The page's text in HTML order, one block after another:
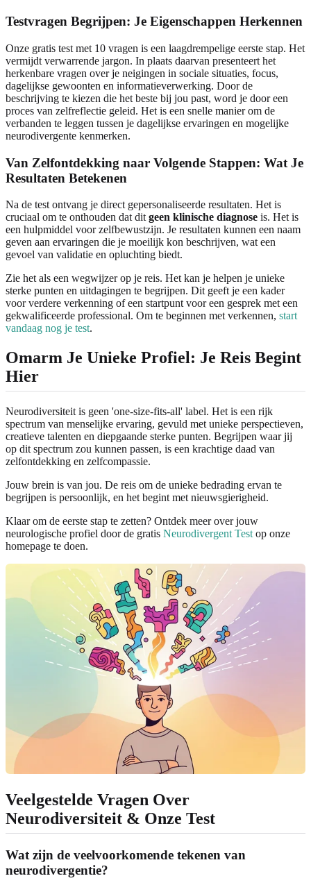
Testvragen Begrijpen: Je Eigenschappen Herkennen
Onze gratis test met 10 vragen is een laagdrempelige eerste stap. Het
vermijdt verwarrende jargon. In plaats daarvan presenteert het
herkenbare vragen over je neigingen in sociale situaties, focus,
dagelijkse gewoonten en informatieverwerking. Door de
beschrijving te kiezen die het beste bij jou past, word je door een
proces van zelfreflectie geleid. Het is een snelle manier om de
verbanden te leggen tussen je dagelijkse ervaringen en mogelijke
neurodivergente kenmerken.
Van Zelfontdekking naar Volgende Stappen: Wat Je
Resultaten Betekenen
Na de test ontvang je direct gepersonaliseerde resultaten. Het is
cruciaal om te onthouden dat dit geen klinische diagnose is. Het is
een hulpmiddel voor zelfbewustzijn. Je resultaten kunnen een naam
geven aan ervaringen die je moeilijk kon beschrijven, wat een
gevoel van validatie en opluchting biedt.
Zie het als een wegwijzer op je reis. Het kan je helpen je unieke
sterke punten en uitdagingen te begrijpen. Dit geeft je een kader
voor verdere verkenning of een startpunt voor een gesprek met een
gekwalificeerde professional. Om te beginnen met verkennen, start
vandaag nog je test.
Omarm Je Unieke Profiel: Je Reis Begint
Hier
Neurodiversiteit is geen 'one-size-fits-all' label. Het is een rijk
spectrum van menselijke ervaring, gevuld met unieke perspectieven,
creatieve talenten en diepgaande sterke punten. Begrijpen waar jij
op dit spectrum zou kunnen passen, is een krachtige daad van
zelfontdekking en zelfcompassie.
Jouw brein is van jou. De reis om de unieke bedrading ervan te
begrijpen is persoonlijk, en het begint met nieuwsgierigheid.
Klaar om de eerste stap te zetten? Ontdek meer over jouw
neurologische profiel door de gratis Neurodivergent Test op onze
homepage te doen.
Veelgestelde Vragen Over
Neurodiversiteit & Onze Test
Wat zijn de veelvoorkomende tekenen van
neurodivergentie?